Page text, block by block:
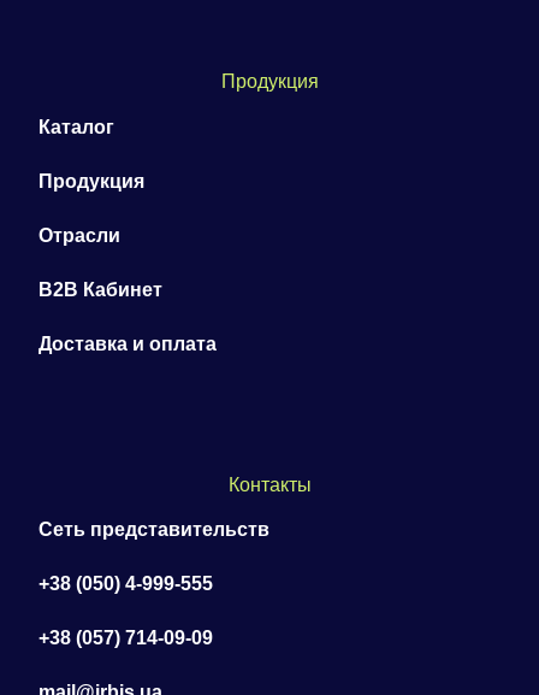
Продукция
Каталог
Продукция
Отрасли
B2B Кабинет
Доставка и оплата
Контакты
Сеть представительств
+38 (050) 4-999-555
+38 (057) 714-09-09